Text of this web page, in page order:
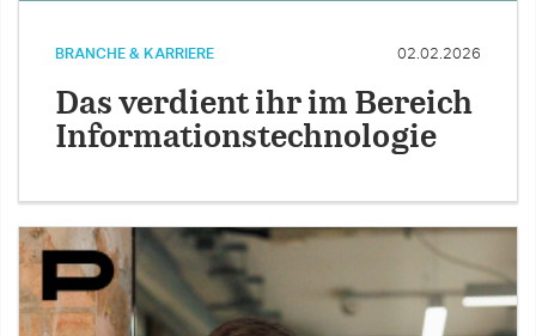
BRANCHE & KARRIERE 02.02.2026
Das verdient ihr im Bereich
Informationstechnologie